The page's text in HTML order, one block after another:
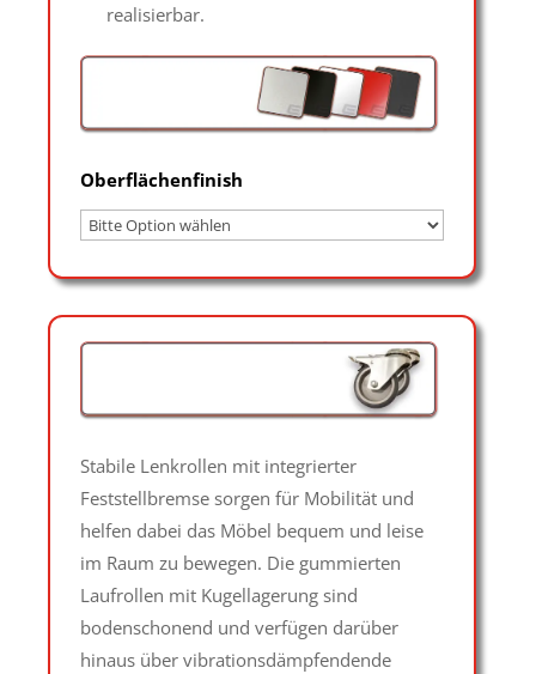
realisierbar.
Oberflächenfinish
Stabile Lenkrollen mit integrierter
Feststellbremse sorgen für Mobilität und
helfen dabei das Möbel bequem und leise
im Raum zu bewegen. Die gummierten
Laufrollen mit Kugellagerung sind
bodenschonend und verfügen darüber
hinaus über vibrationsdämpfendende